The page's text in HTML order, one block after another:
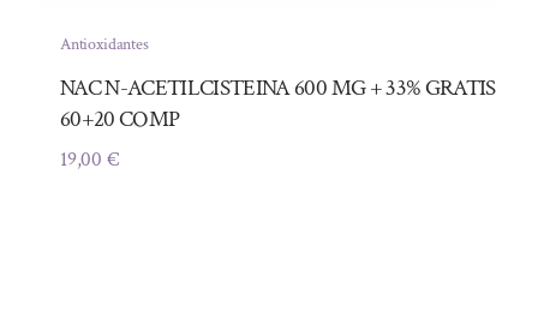
Antioxidantes
NAC N-ACETILCISTEINA 600 MG + 33% GRATIS
60+20 COMP
19,00 €